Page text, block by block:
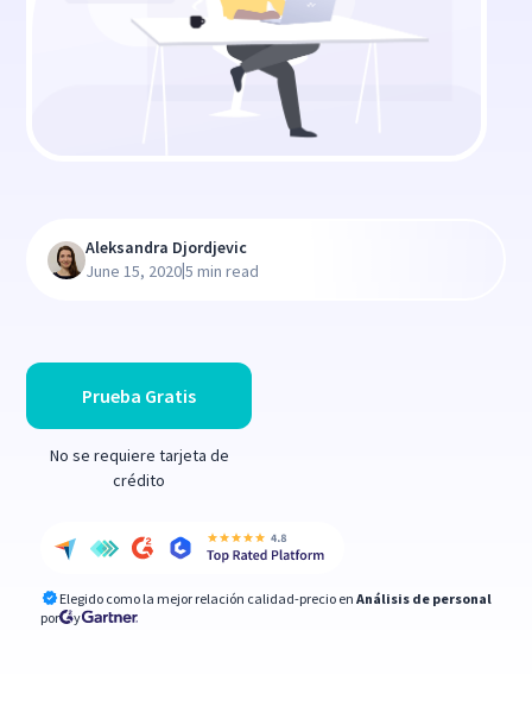
Prueba Gratis
No se requiere tarjeta de
crédito
Elegido como la mejor relación calidad-precio en Análisis de personal
por
y
Aleksandra Djordjevic
June 15, 2020|5 min read